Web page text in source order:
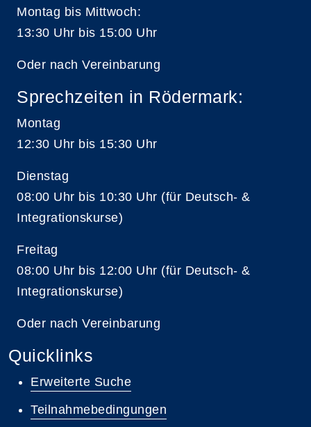
Montag bis Mittwoch:
13:30 Uhr bis 15:00 Uhr
Oder nach Vereinbarung
Sprechzeiten in Rödermark:
Montag
12:30 Uhr bis 15:30 Uhr
Dienstag
08:00 Uhr bis 10:30 Uhr (für Deutsch- &
Integrationskurse)
Freitag
08:00 Uhr bis 12:00 Uhr (für Deutsch- &
Integrationskurse)
Oder nach Vereinbarung
Quicklinks
Erweiterte Suche
Teilnahmebedingungen